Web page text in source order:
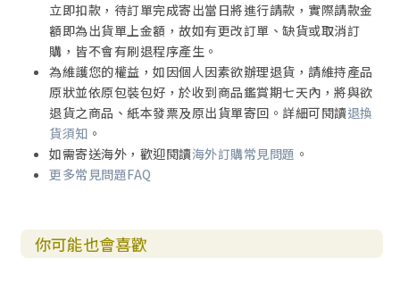
立即扣款，待訂單完成寄出當日將進行請款，實際請款金
額即為出貨單上金額，故如有更改訂單、缺貨或取消訂
購，皆不會有刷退程序產生。
為維護您的權益，如因個人因素欲辦理退貨，請維持產品
原狀並依原包裝包好，於收到商品鑑賞期七天內，將與欲
退貨之商品、紙本發票及原出貨單寄回。詳細可閱讀退換
貨須知 。
如需寄送海外，歡迎閱讀海外訂購常見問題 。
更多常見問題FAQ
你可能也會喜歡